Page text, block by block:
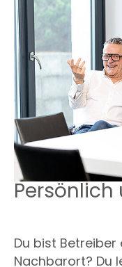
Du bist Betreiber
Nachbarort? Du